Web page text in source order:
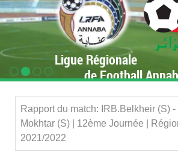
Ligue Régionale
de Football
Rapport du match: IRB.Belkheir (S)
Mokhtar (S) | 12ème Journée |
2021/2022